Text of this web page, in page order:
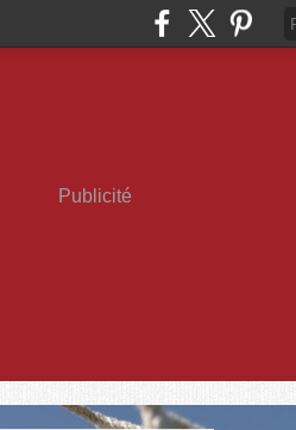
Publicité